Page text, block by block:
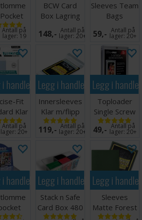
Load
x10
Antall på
lager: 19
BCW Card
Box Lagring
2000 kort
148,- Antall på
lager:20+
Sleeves Team
Bags
Resealable -
100 stk
59,- Antall på
lager:20+
i handlekurven
Fit
Klar
64x89
Antall på
lager:20+
Legg i handlekurven
Innersleeves
Klar m/flipp
63x88
119,- Antall på
lager:20+
Legg i
Toploader
Single Screw
Screwdown
Holder
49,- Antall på
lager:20+
i handlekurvenLegg i handlekurven
Stack n Safe
Card Box 480
Ultimate
Legg i
Sleeves
Matte Forest
Green x100